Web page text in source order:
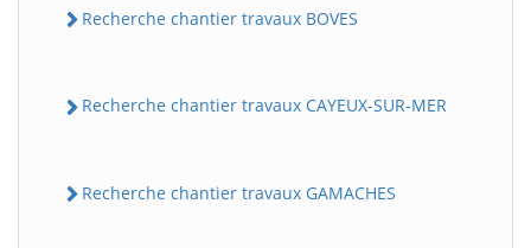
Recherche chantier travaux BOVES
Recherche chantier travaux CAYEUX-SUR-MER
Recherche chantier travaux GAMACHES